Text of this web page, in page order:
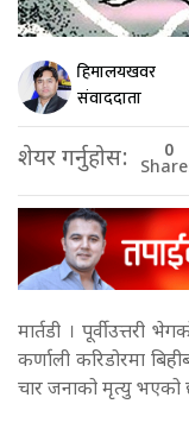
हिमालयखवर
संवाददाता
शेयर गर्नुहोस: 0
मार्तडी । पूर्वीउत्तरी
कर्णाली करिडोरमा
चार जनाको मृत्यु